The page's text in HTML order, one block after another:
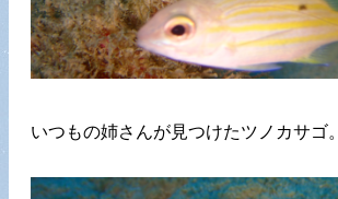
いつもの姉さんが見つけたツノカサゴ。